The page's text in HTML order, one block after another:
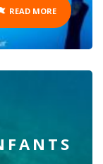
READ MORE